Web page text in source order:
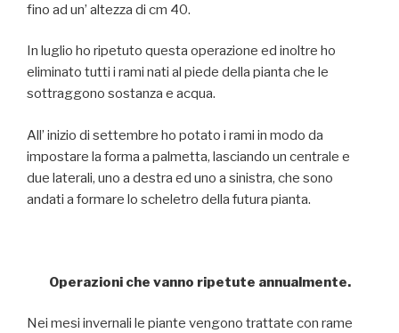
fino ad un’ altezza di cm 40.
In luglio ho ripetuto questa operazione ed inoltre ho
eliminato tutti i rami nati al piede della pianta che le
sottraggono sostanza e acqua.
All’ inizio di settembre ho potato i rami in modo da
impostare la forma a palmetta, lasciando un centrale e
due laterali, uno a destra ed uno a sinistra, che sono
andati a formare lo scheletro della futura pianta.
Operazioni che vanno ripetute annualmente.
Nei mesi invernali le piante vengono trattate con rame